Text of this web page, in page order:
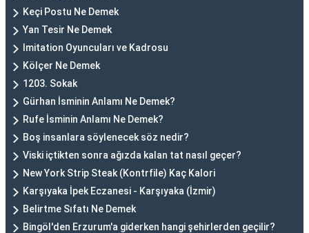
Keçi Postu Ne Demek
Yan Tesir Ne Demek
Imitation Oyuncuları ve Kadrosu
Kölçer Ne Demek
1203. Sokak
Gürhan İsminin Anlamı Ne Demek?
Rufe İsminin Anlamı Ne Demek?
Boş insanlara söylenecek söz nedir?
Viski içtikten sonra ağızda kalan tat nasıl geçer?
New York Strip Steak (Kontrfile) Kaç Kalori
Karşıyaka İpek Eczanesi - Karşıyaka (İzmir)
Belirtme Sıfatı Ne Demek
Bingöl'den Erzurum'a giderken hangi şehirlerden geçilir?